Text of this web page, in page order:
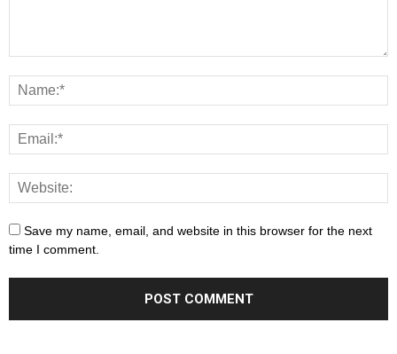
Save my name, email, and website in this browser for the next
time I comment.